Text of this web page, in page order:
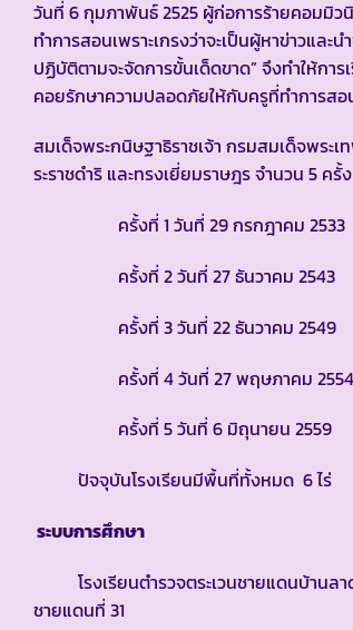
วันที่ 6 กุมภาพันธ์ 2525 ผู้ก่อการร้ายคอมมิว
ทำการสอนเพราะเกรงว่าจะเป็นผู้หาข่าวแล
ปฏิบัติตามจะจัดการขั้นเด็ดขาด” จึงทำให้กา
คอยรักษาความปลอดภัยให้กับครูที่ทำการสอ
สมเด็จพระกนิษฐาธิราชเจ้า กรมสมเด็จพระ
ระราชดำริ และทรงเยี่ยมราษฎร จำนวน 5 ครั้
ครั้งที่ 1 วันที่ 29 กรกฎาคม 2533
ครั้งที่ 2 วันที่ 27 ธันวาคม 2543
ครั้งที่ 3 วันที่ 22 ธันวาคม 2549
ครั้งที่ 4 วันที่ 27 พฤษภาคม 2554
ครั้งที่ 5 วันที่ 6 มิถุนายน 2559
ปัจจุบันโรงเรียนมีพื้นที่ทั้งหมด 6 ไร่
ระบบการศึกษา
โรงเรียนตำรวจตระเวนชายแดนบ้านลา
ชายแดนที่ 31